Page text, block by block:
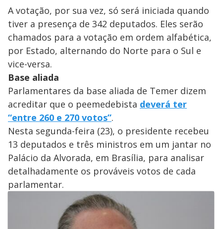
A votação, por sua vez, só será iniciada quando
tiver a presença de 342 deputados. Eles serão
chamados para a votação em ordem alfabética,
por Estado, alternando do Norte para o Sul e
vice-versa.
Base aliada
Parlamentares da base aliada de Temer dizem
acreditar que o peemedebista deverá ter
“entre 260 e 270 votos”.
Nesta segunda-feira (23), o presidente recebeu
13 deputados e três ministros em um jantar no
Palácio da Alvorada, em Brasília, para analisar
detalhadamente os prováveis votos de cada
parlamentar.